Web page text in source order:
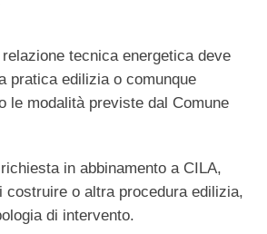
tecnica energetica deve
pratica edilizia o comunque
le modalità previste dal Comune
in abbinamento a CILA,
costruire o altra procedura edilizia,
di intervento.